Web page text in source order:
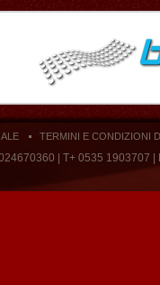
TERMINI E CONDIZIONI
| T+ 0535